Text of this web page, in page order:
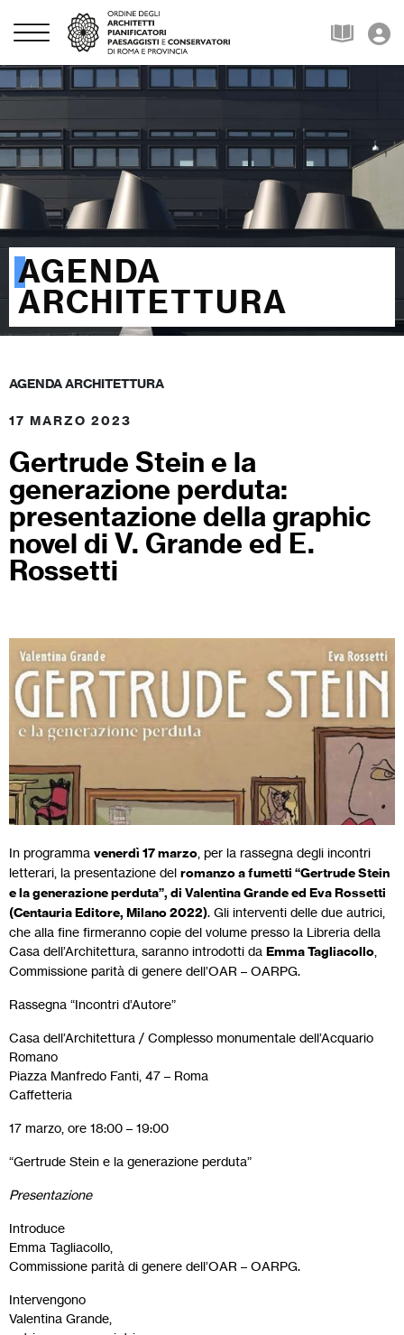
AGENDA
ARCHITETTURA
AGENDA ARCHITETTURA
17 MARZO 2023
Gertrude Stein e la
generazione perduta:
presentazione della graphic
novel di V. Grande ed E.
Rossetti
In programma venerdì 17 marzo , per la rassegna degli incontri
letterari, la presentazione del romanzo a fumetti “Gertrude Stein
e la generazione perduta”, di Valentina Grande ed Eva Rossetti
(Centauria Editore, Milano 2022). Gli interventi delle due autrici,
che alla fine firmeranno copie del volume presso la Libreria della
Casa dell’Architettura, saranno introdotti da Emma Tagliacollo
Commissione parità di genere dell’OAR – OARPG.
Rassegna “Incontri d’Autore”
Casa dell’Architettura / Complesso monumentale dell’Acquario
Romano
Piazza Manfredo Fanti, 47 – Roma
Caffetteria
17 marzo, ore 18:00 – 19:00
“Gertrude Stein e la generazione perduta”
Presentazione
Introduce
Emma Tagliacollo,
Commissione parità di genere dell’OAR – OARPG.
Intervengono
Valentina Grande,